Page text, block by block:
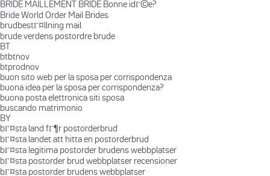
BRIDE MAILLEMENT BRIDE Bonne idГ©e?
Bride World Order Mail Brides
brudbestГ¤llning mail
brude verdens postordre brude
BT
btbtnov
btprodnov
buon sito web per la sposa per corrispondenza
buona idea per la sposa per corrispondenza?
buona posta elettronica siti sposa
buscando matrimonio
BY
bГ¤sta land fГ¶r postorderbrud
bГ¤sta landet att hitta en postorderbrud
bГ¤sta legitima postorder brudens webbplatser
bГ¤sta postorder brud webbplatser recensioner
bГ¤sta postorder brudens webbplatser